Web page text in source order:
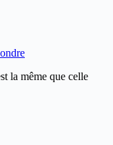
la même que celle